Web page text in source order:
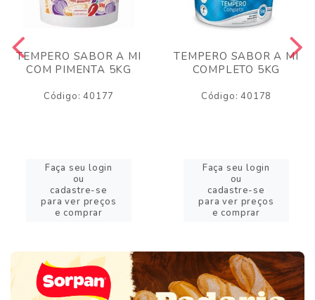
TEMPERO SABOR A MI
COM PIMENTA 5KG
Código: 40177
Faça seu login
ou
cadastre-se
para ver preços
e comprar
TEMPERO SABOR A MI
COMPLETO 5KG
Código: 40178
Faça seu login
ou
cadastre-se
para ver preços
e comprar